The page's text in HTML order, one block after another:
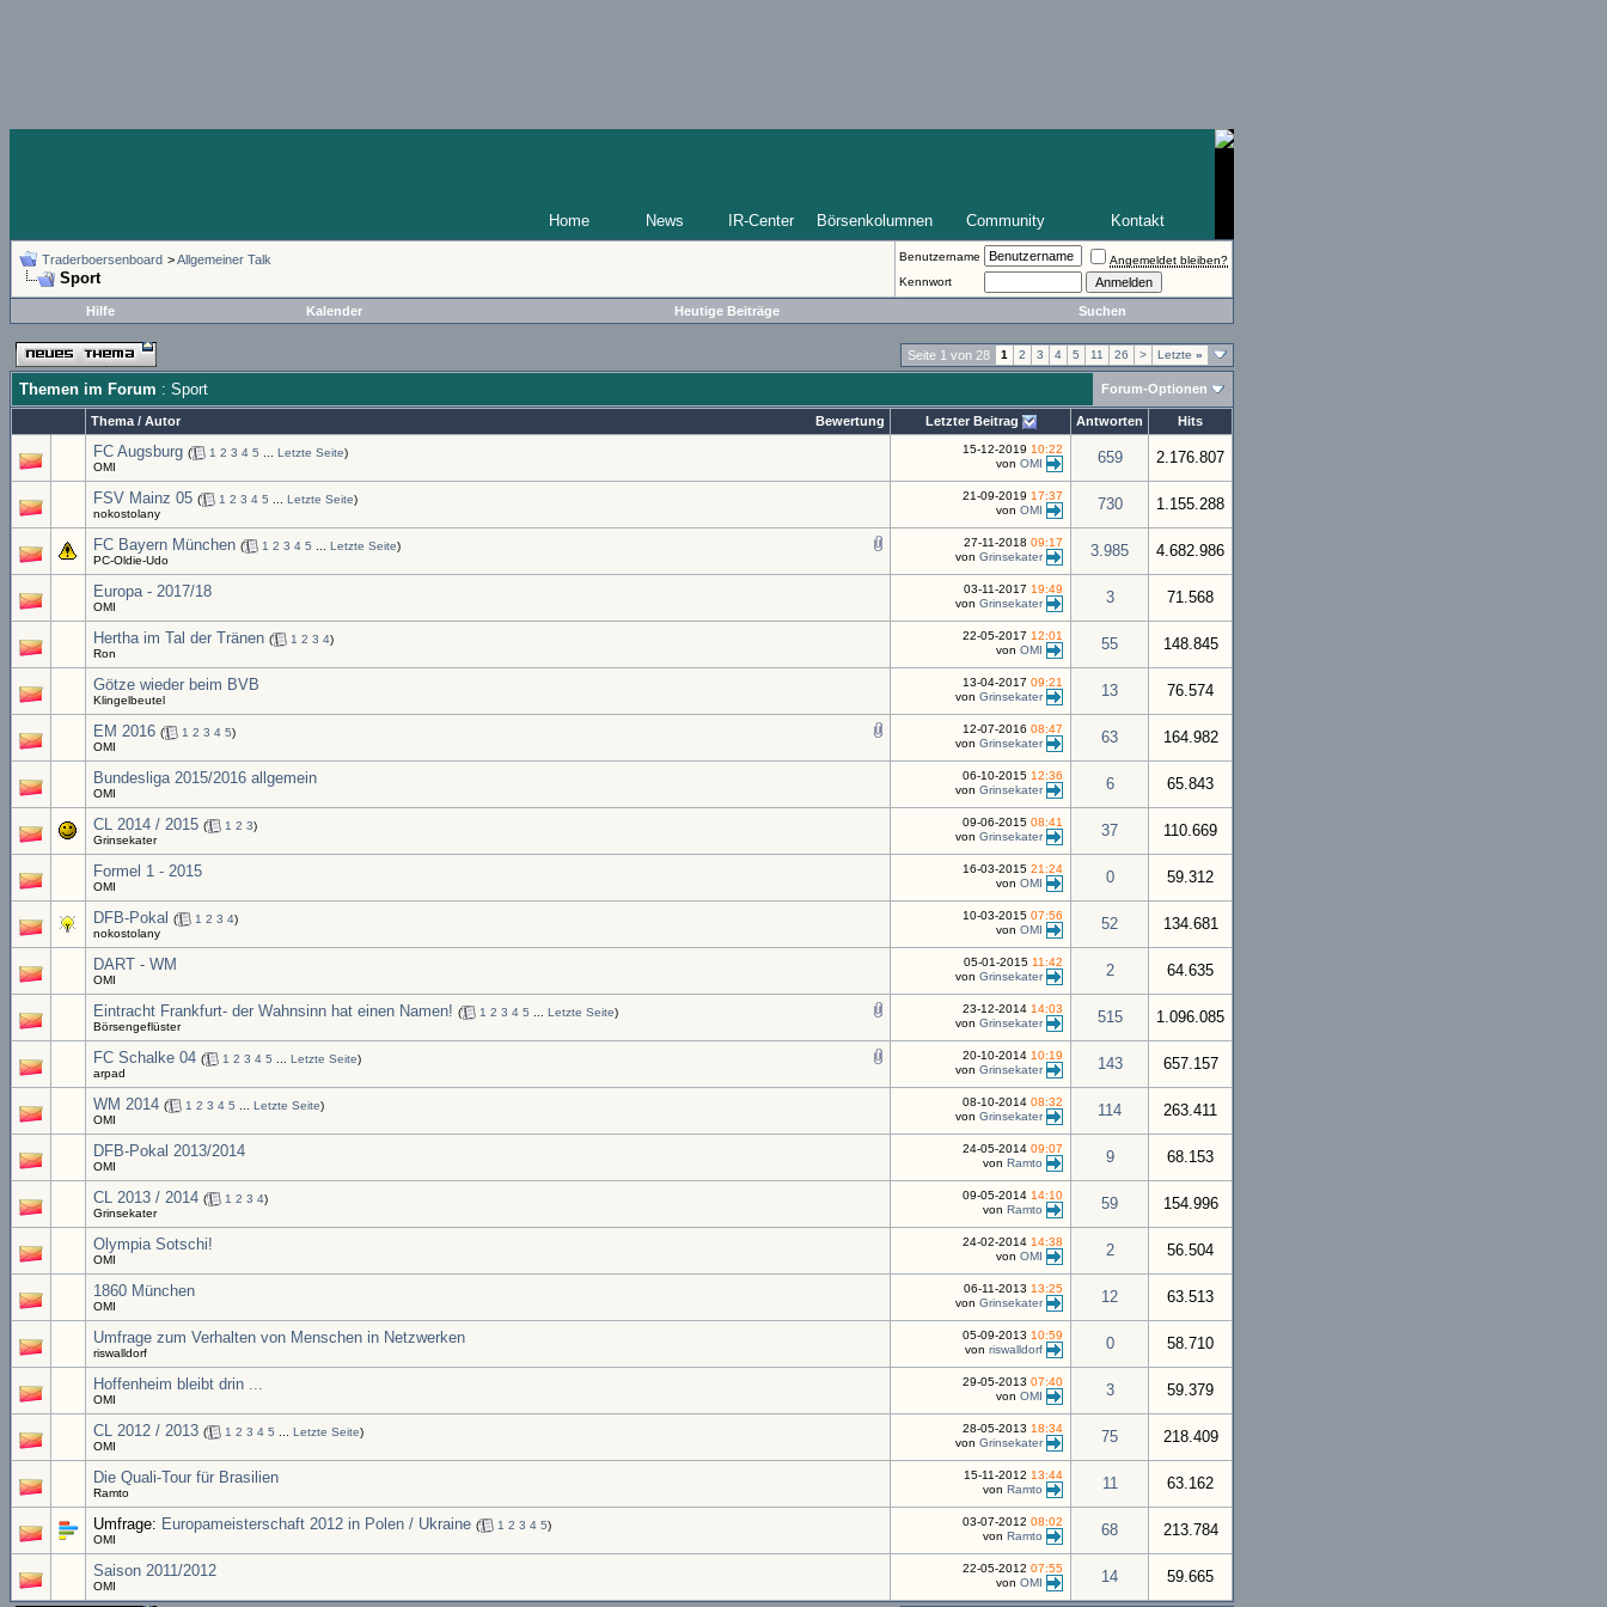
Home News IR-Center Börsenkolumnen Community Kontakt
Traderboersenboard >Allgemeiner Talk
Sport
Benutzername
Angemeldet bleiben?
Kennwort
Hilfe Kalender Heutige Beiträge Suchen
Seite 1 von 28 1 2 3 4 5 11 26 > Letzte »
Themen im Forum : Sport Forum-Optionen
Bewertung
Thema / Autor Letzter Beitrag Antworten Hits
FC Augsburg ( 1 2 3 4 5 Letzte Seite)
OMI
15-12-2019 10:22
von OMI 659 2.176.807
FSV Mainz 05 ( 1 2 3 4 5 Letzte Seite)
nokostolany
21-09-2019 17:37
von OMI 730 1.155.288
FC Bayern München ( 1 2 3 4 5 Letzte Seite)
PC-Oldie-Udo
27-11-2018 09:17
von Grinsekater 3.985 4.682.986
Europa - 2017/18
OMI
03-11-2017 19:49
von Grinsekater 3 71.568
Hertha im Tal der Tränen ( 1 2 3 4)
Ron
22-05-2017 12:01
von OMI 55 148.845
Götze wieder beim BVB
Klingelbeutel
13-04-2017 09:21
von Grinsekater 13 76.574
EM 2016 ( 1 2 3 4 5)
OMI
12-07-2016 08:47
von Grinsekater 63 164.982
Bundesliga 2015/2016 allgemein
OMI
06-10-2015 12:36
von Grinsekater 6 65.843
CL 2014 / 2015 ( 1 2 3)
Grinsekater
09-06-2015 08:41
von Grinsekater 37 110.669
Formel 1 - 2015
OMI
16-03-2015 21:24
von OMI 0 59.312
DFB-Pokal ( 1 2 3 4)
nokostolany
10-03-2015 07:56
von OMI 52 134.681
DART - WM
OMI
05-01-2015 11:42
von Grinsekater 2 64.635
Eintracht Frankfurt- der Wahnsinn hat einen Namen! ( 1 2 3 4 5 Letzte Seite)
Börsengeflüster
23-12-2014 14:03
von Grinsekater 515 1.096.085
FC Schalke 04 ( 1 2 3 4 5 Letzte Seite)
arpad
20-10-2014 10:19
von Grinsekater 143 657.157
WM 2014 ( 1 2 3 4 5 Letzte Seite)
OMI
08-10-2014 08:32
von Grinsekater 114 263.411
DFB-Pokal 2013/2014
OMI
24-05-2014 09:07
von Ramto 9 68.153
CL 2013 / 2014 ( 1 2 3 4)
Grinsekater
09-05-2014 14:10
von Ramto 59 154.996
Olympia Sotschi!
OMI
24-02-2014 14:38
von OMI 2 56.504
1860 München
OMI
06-11-2013 13:25
von Grinsekater 12 63.513
Umfrage zum Verhalten von Menschen in Netzwerken
riswalldorf
05-09-2013 10:59
von riswalldorf 0 58.710
Hoffenheim bleibt drin ...
OMI
29-05-2013 07:40
von OMI 3 59.379
CL 2012 / 2013 ( 1 2 3 4 5 Letzte Seite)
OMI
28-05-2013 18:34
von Grinsekater 75 218.409
Die Quali-Tour für Brasilien
Ramto
15-11-2012 13:44
von Ramto 11 63.162
Umfrage: Europameisterschaft 2012 in Polen / Ukraine ( 1 2 3 4 5)
OMI
03-07-2012 08:02
von Ramto 68 213.784
Saison 2011/2012
OMI
22-05-2012 07:55
von OMI 14 59.665